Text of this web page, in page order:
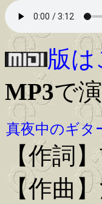
版は
MP3で
真夜中のギタ
【作詞
【作曲